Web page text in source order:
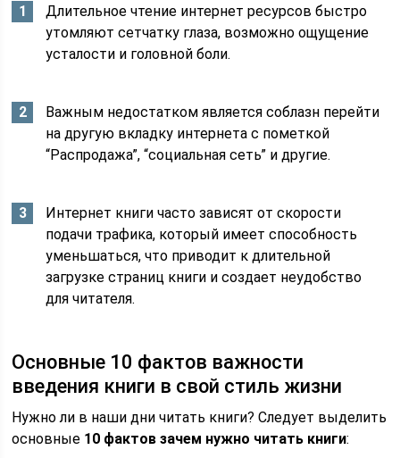
Длительное чтение интернет ресурсов быстро
утомляют сетчатку глаза, возможно ощущение
усталости и головной боли.
Важным недостатком является соблазн перейти
на другую вкладку интернета с пометкой
“Распродажа”, “социальная сеть” и другие.
Интернет книги часто зависят от скорости
подачи трафика, который имеет способность
уменьшаться, что приводит к длительной
загрузке страниц книги и создает неудобство
для читателя.
Основные 10 фактов важности
введения книги в свой стиль жизни
Нужно ли в наши дни читать книги? Следует выделить
основные 10 фактов зачем нужно читать книги: